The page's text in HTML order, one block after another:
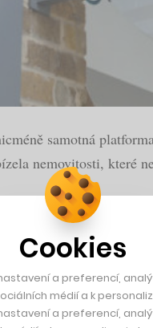
samotná
nemovitosti, které
elektrickými
Cookies
a preferencí,
médií a k
a preferencí,